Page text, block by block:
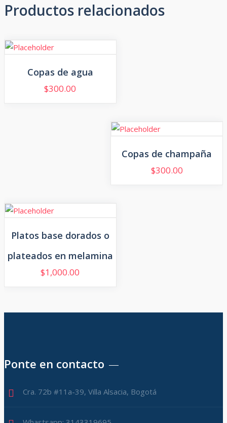
Productos relacionados
Copas de agua
$300.00
Copas de champaña
$300.00
Platos base dorados o
plateados en melamina
$1,000.00
Ponte en contacto
Cra. 72b #11a-39, Villa Alsacia, Bogotá